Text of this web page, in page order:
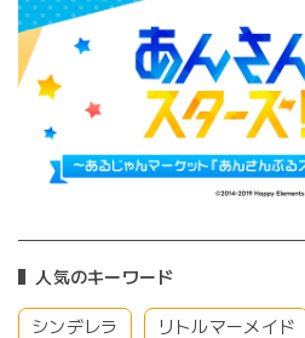
人気のキーワード
シンデレラ リトルマーメイド